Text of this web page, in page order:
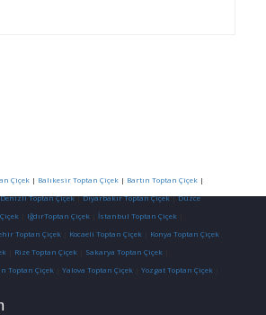
Çiçek| Balıkesir Toptan Çiçek| Bartın Toptan Çiçek|
Denizli Toptan Çiçek|Diyarbakır Toptan Çiçek|Düzce
IğdırToptan Çiçek İstanbul Toptan Çiçek
Toptan Çiçek Kocaeli Toptan Çiçek
Konya Toptan Çiçek
Rize Toptan Çiçek Sakarya Toptan Çiçek
Toptan Çiçek Yalova Toptan Çiçek Yozgat Toptan Çiçek